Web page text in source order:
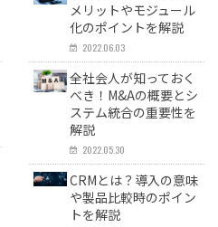
メリットやモジュール
化のポイントを解説
2022.06.03
全社会人が知っておく
べき！M&Aの概要とシ
ステム統合の重要性を
解説
2022.05.30
CRMとは？導入の意味
や製品比較時のポイン
トを解説